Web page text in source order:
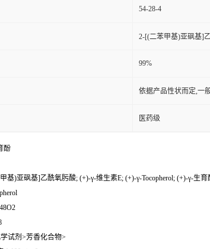
54-28-4
2-[(二苯甲基)亚砜基]
99%
依据产品性状而定,一
医药级
酚
基)亚砜基]乙酰氧肟酸; (+)-γ-维生素E; (+)-γ-Tocopherol; (+)-γ-生育
试剂>芳香化合物>